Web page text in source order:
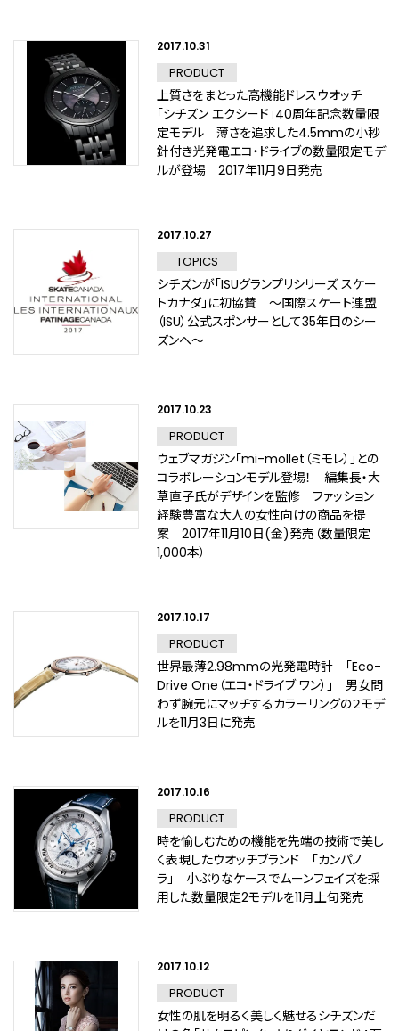
2017.10.31
PRODUCT
上質さをまとった高機能ドレスウオッチ
「シチズン エクシード」40周年記念数量限
定モデル 薄さを追求した4.5mmの小秒
針付き光発電エコ・ドライブの数量限定モデ
ルが登場 2017年11月9日発売
2017.10.27
TOPICS
シチズンが「ISUグランプリシリーズ スケー
トカナダ」に初協賛 ～国際スケート連盟
（ISU）公式スポンサーとして35年目のシー
ズンへ～
2017.10.23
PRODUCT
ウェブマガジン「mi-mollet（ミモレ）」との
コラボレーションモデル登場！ 編集長・大
草直子氏がデザインを監修 ファッション
経験豊富な大人の女性向けの商品を提
案 2017年11月10日(金)発売（数量限定
1,000本）
2017.10.17
PRODUCT
世界最薄2.98mmの光発電時計 「Eco-
Drive One（エコ・ドライブ ワン）」 男女問
わず腕元にマッチするカラーリングの２モデ
ルを11月3日に発売
2017.10.16
PRODUCT
時を愉しむための機能を先端の技術で美し
く表現したウオッチブランド 「カンパノ
ラ」 小ぶりなケースでムーンフェイズを採
用した数量限定2モデルを11月上旬発売
2017.10.12
PRODUCT
女性の肌を明るく美しく魅せるシチズンだ